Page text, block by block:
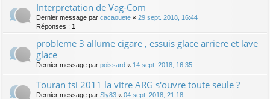
Interpretation de Vag-Com
Dernier message par cacaouete « 29 sept. 2018, 16:44
Réponses : 1
probleme 3 allume cigare , essuis glace arriere et lave
glace
Dernier message par poissard « 14 sept. 2018, 16:35
Touran tsi 2011 la vitre ARG s'ouvre toute seule ?
Dernier message par Sly83 « 04 sept. 2018, 21:18